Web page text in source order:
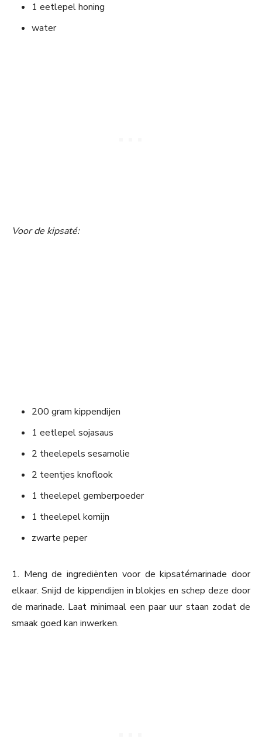
1 eetlepel honing
water
Voor de kipsaté:
200 gram kippendijen
1 eetlepel sojasaus
2 theelepels sesamolie
2 teentjes knoflook
1 theelepel gemberpoeder
1 theelepel komijn
zwarte peper
1. Meng de ingrediënten voor de kipsatémarinade door
elkaar. Snijd de kippendijen in blokjes en schep deze door
de marinade. Laat minimaal een paar uur staan zodat de
smaak goed kan inwerken.